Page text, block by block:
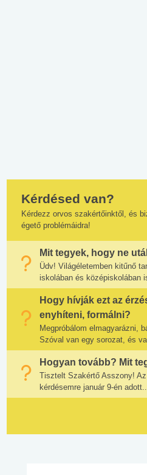
Kérdésed van?
Kérdezz orvos szakértőinktől, és
égető problémáidra!
Mit tegyek, hogy ne
Üdv! Világéletemben kitűnő
iskolában és középiskolában
Hogy hívják ezt az
enyhíteni, formálni?
Megpróbálom elmagyarázni,
Szóval van egy sorozat, és
Hogyan tovább? Mit
Tisztelt Szakértő Asszony!
kérdésemre január 9-én